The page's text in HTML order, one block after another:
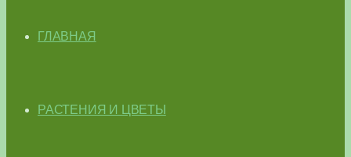
ГЛАВНАЯ
РАСТЕНИЯ И ЦВЕТЫ